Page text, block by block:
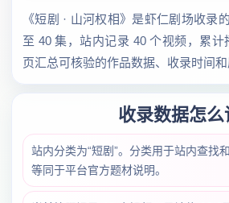
《短剧 · 山河权相》是虾仁剧场收录
至 40 集，站内记录 40 个视频，累计
页汇总可核验的作品数据、收录时间和
收录数据怎么
站内分类为“短剧”。分类用于站内查找
等同于平台官方题材说明。